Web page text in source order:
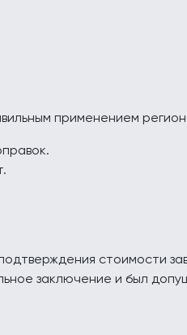
применением
стоимости
заключение и был